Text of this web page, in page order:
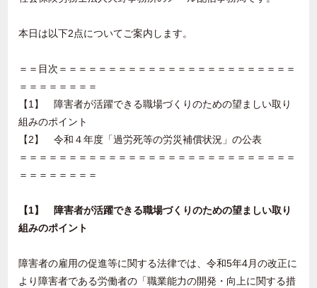
本日は以下2点についてご案内します。
＝＝目次＝＝＝＝＝＝＝＝＝＝＝＝＝＝＝＝＝＝＝＝＝＝＝＝
＝＝＝＝＝＝＝＝
【1】 障害者が活躍できる職場づくりのための望ましい取り
組みのポイント
【2】 令和４年度「過労死等の労災補償状況」の公表
＝＝＝＝＝＝＝＝＝＝＝＝＝＝＝＝＝＝＝＝＝＝＝＝＝＝＝＝
＝＝＝＝＝＝＝＝
【1】 障害者が活躍できる職場づくりのための望ましい取り
組みのポイント
障害者の雇用の促進等に関する法律では、令和5年4月の改正に
より障害者である労働者の「職業能力の開発・向上に関する措